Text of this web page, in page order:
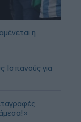
η
Ισπανούς για